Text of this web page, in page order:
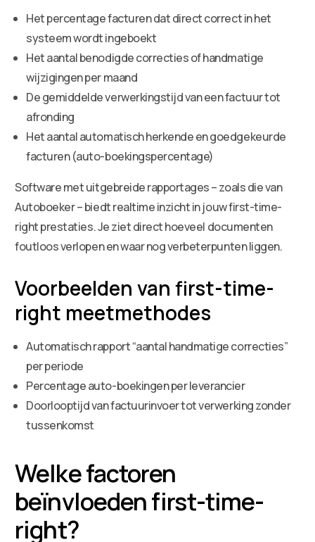
Het percentage facturen dat direct correct in het
systeem wordt ingeboekt
Het aantal benodigde correcties of handmatige
wijzigingen per maand
De gemiddelde verwerkingstijd van een factuur tot
afronding
Het aantal automatisch herkende en goedgekeurde
facturen (auto-boekingspercentage)
Software met uitgebreide rapportages – zoals die van
Autoboeker – biedt realtime inzicht in jouw first-time-
right prestaties. Je ziet direct hoeveel documenten
foutloos verlopen en waar nog verbeterpunten liggen.
Voorbeelden van first-time-
right meetmethodes
Automatisch rapport “aantal handmatige correcties”
per periode
Percentage auto-boekingen per leverancier
Doorlooptijd van factuurinvoer tot verwerking zonder
tussenkomst
Welke factoren
beïnvloeden first-time-
right?